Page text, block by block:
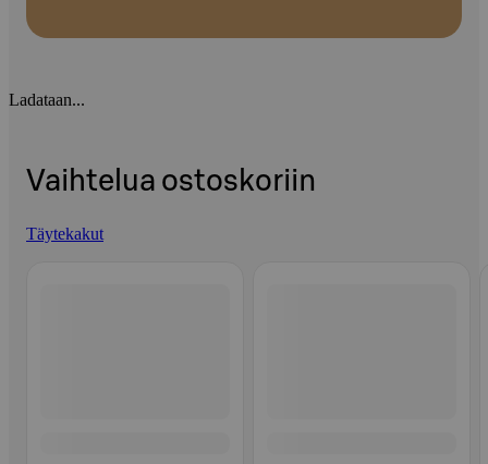
Ladataan...
Vaihtelua ostoskoriin
Täytekakut